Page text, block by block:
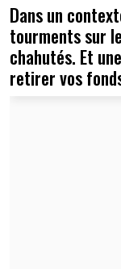
Dans un
tourments sur
chahutés. Et
retirer vos